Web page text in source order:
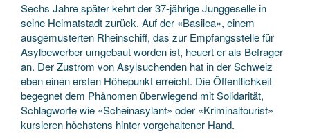
Sechs Jahre später kehrt der 37-jährige Junggeselle in
seine Heimatstadt zurück. Auf der «Basilea», einem
ausgemusterten Rheinschiff, das zur Empfangsstelle für
Asylbewerber umgebaut worden ist, heuert er als Befrager
an. Der Zustrom von Asylsuchenden hat in der Schweiz
eben einen ersten Höhepunkt erreicht. Die Öffentlichkeit
begegnet dem Phänomen überwiegend mit Solidarität,
Schlagworte wie «Scheinasylant» oder «Kriminaltourist»
kursieren höchstens hinter vorgehaltener Hand.